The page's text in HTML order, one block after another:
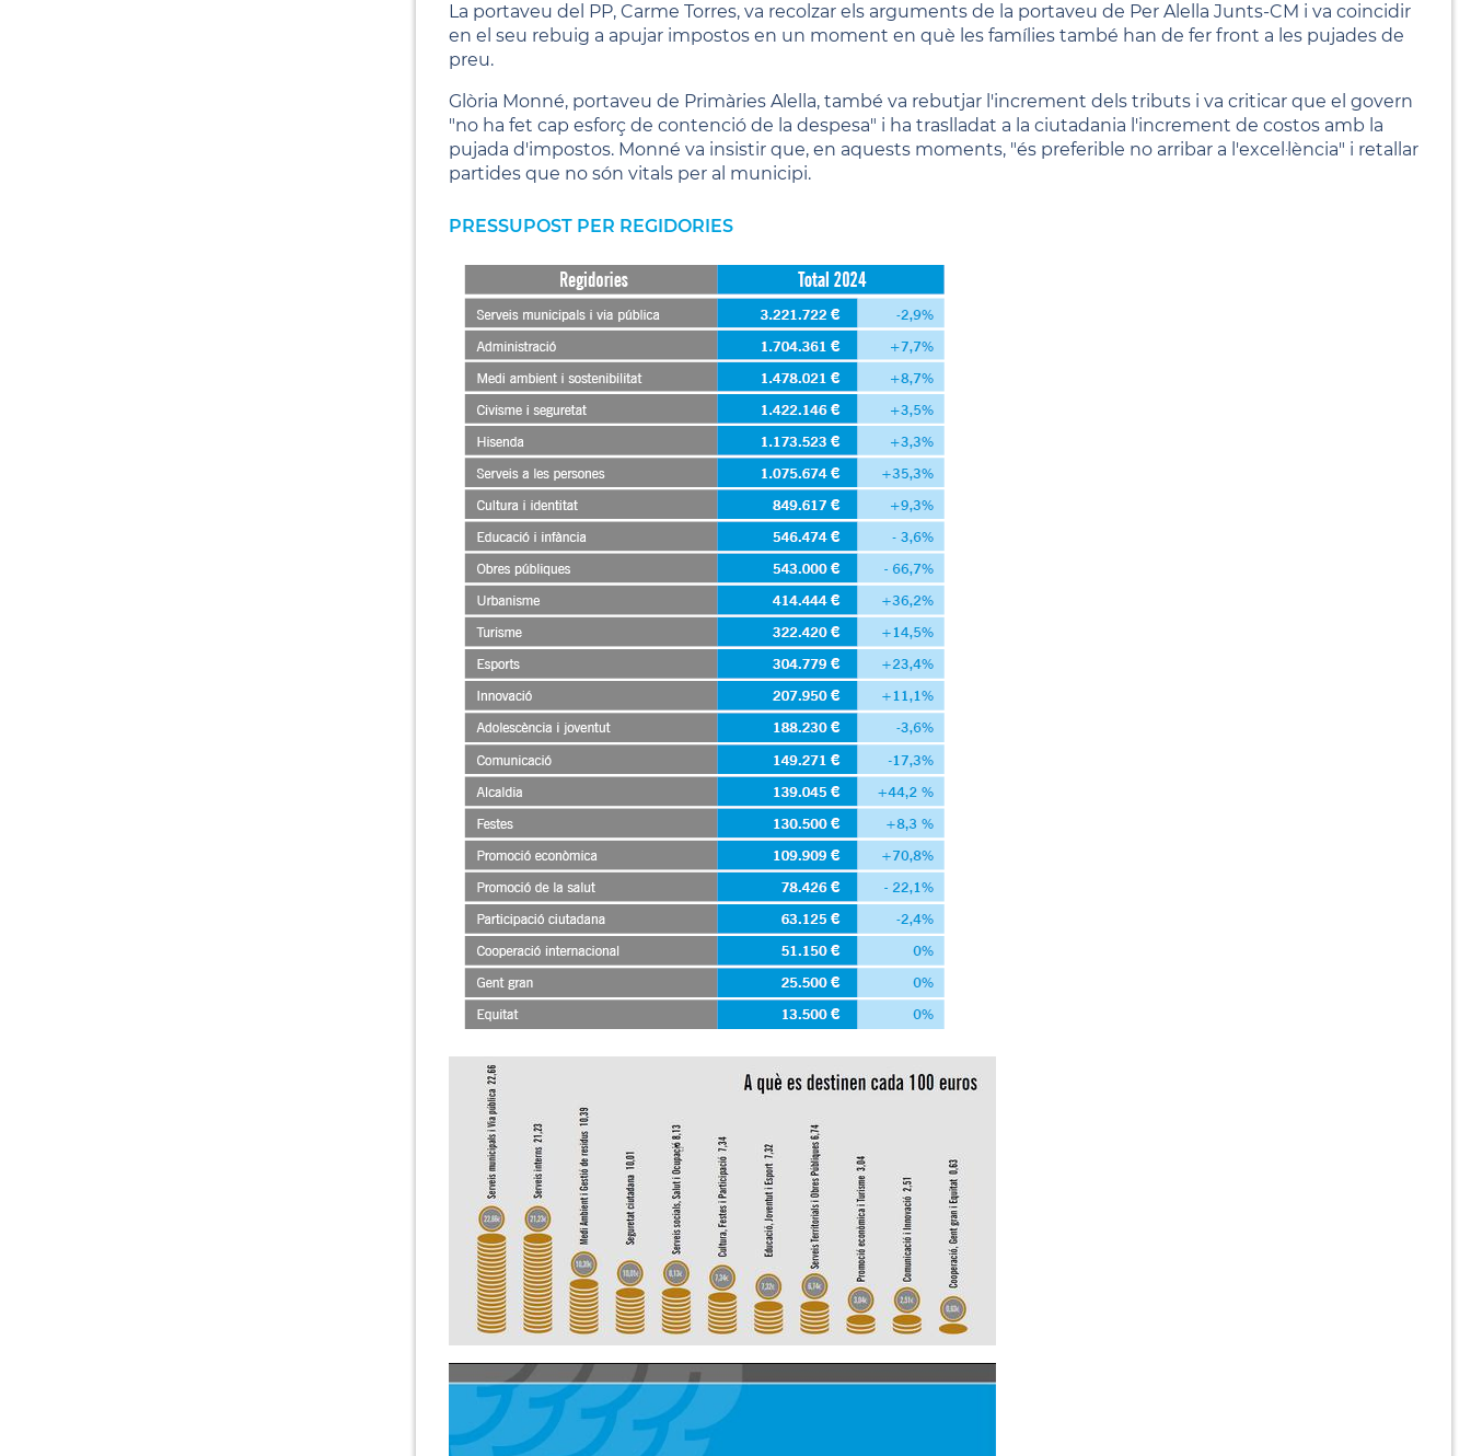
La portaveu del PP, Carme Torres, va recolzar els arguments de la portaveu de Per Alella Junts-CM i va coincidir
en el seu rebuig a apujar impostos en un moment en què les famílies també han de fer front a les pujades de
preu.
Glòria Monné, portaveu de Primàries Alella, també va rebutjar l'increment dels tributs i va criticar que el govern
"no ha fet cap esforç de contenció de la despesa" i ha traslladat a la ciutadania l'increment de costos amb la
pujada d'impostos. Monné va insistir que, en aquests moments, "és preferible no arribar a l'excel·lència" i retallar
partides que no són vitals per al municipi.
PRESSUPOST PER REGIDORIES